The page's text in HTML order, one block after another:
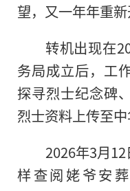
望，又一年年重新
转机出现在
务局成立后，工
探寻烈士纪念碑
烈士资料上传至中
2026年3月
样查阅姥爷安